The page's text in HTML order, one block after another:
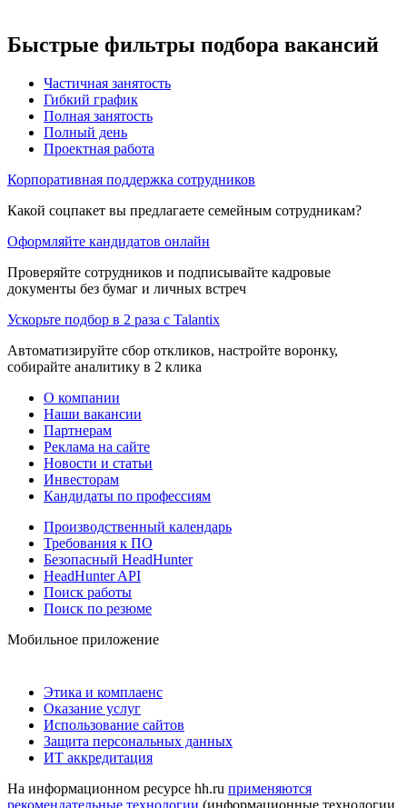
Быстрые фильтры подбора вакансий
Частичная занятость
Гибкий график
Полная занятость
Полный день
Проектная работа
Корпоративная поддержка сотрудников
Какой соцпакет вы предлагаете семейным сотрудникам?
Оформляйте кандидатов онлайн
Проверяйте сотрудников и подписывайте кадровые
документы без бумаг и личных встреч
Ускорьте подбор в 2 раза с Talantix
Автоматизируйте сбор откликов, настройте воронку,
собирайте аналитику в 2 клика
О компании
Наши вакансии
Партнерам
Реклама на сайте
Новости и статьи
Инвесторам
Кандидаты по профессиям
Производственный календарь
Требования к ПО
Безопасный HeadHunter
HeadHunter API
Поиск работы
Поиск по резюме
Мобильное приложение
Этика и комплаенс
Оказание услуг
Использование сайтов
Защита персональных данных
ИТ аккредитация
На информационном ресурсе hh.ru применяются
рекомендательные технологии (информационные технологии